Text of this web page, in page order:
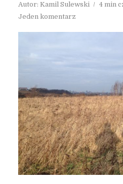
Autor: Kamil Sulewski
4 min
Jeden komentarz